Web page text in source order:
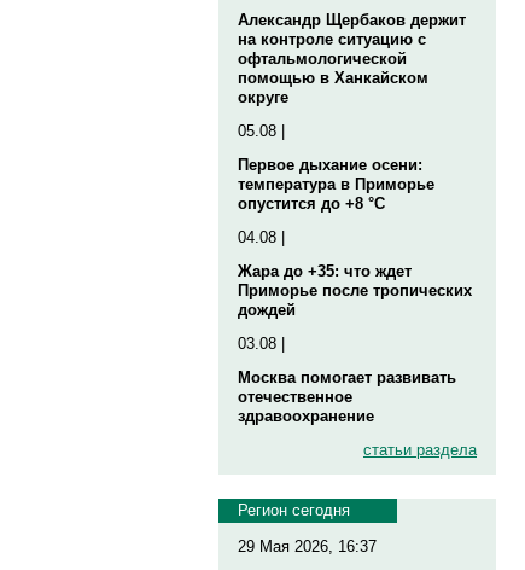
Александр Щербаков держит
на контроле ситуацию с
офтальмологической
помощью в Ханкайском
округе
05.08 |
Первое дыхание осени:
температура в Приморье
опустится до +8 °C
04.08 |
Жара до +35: что ждет
Приморье после тропических
дождей
03.08 |
Москва помогает развивать
отечественное
здравоохранение
статьи раздела
Регион сегодня
29 Мая 2026, 16:37